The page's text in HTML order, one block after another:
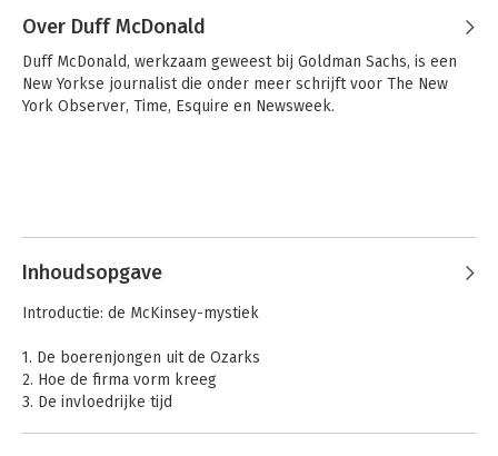
Over Duff McDonald
Duff McDonald, werkzaam geweest bij Goldman Sachs, is een
New Yorkse journalist die onder meer schrijft voor The New
York Observer, Time, Esquire en Newsweek.
Inhoudsopgave
Introductie: de McKinsey-mystiek
1. De boerenjongen uit de Ozarks
2. Hoe de firma vorm kreeg
3. De invloedrijke tijd